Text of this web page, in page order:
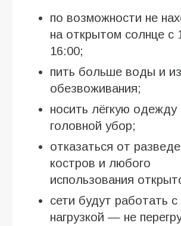
по возможности не
на открытом солнце с
16:00;
пить больше воды и
обезвоживания;
носить лёгкую одежду
головной убор;
отказаться от
костров и любого
использования
сети будут работать
нагрузкой — не